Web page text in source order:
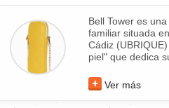
Bell Tower es
familiar situada
Cádiz
piel" que dedica
Ver más